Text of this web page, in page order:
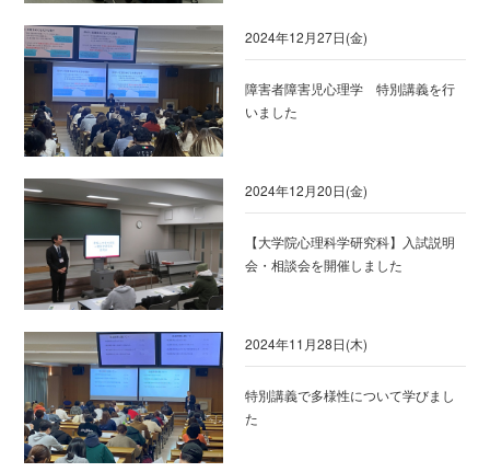
2024年12月27日(金)
障害者障害児心理学 特別講義を行
いました
2024年12月20日(金)
【大学院心理科学研究科】入試説明
会・相談会を開催しました
2024年11月28日(木)
特別講義で多様性について学びまし
た